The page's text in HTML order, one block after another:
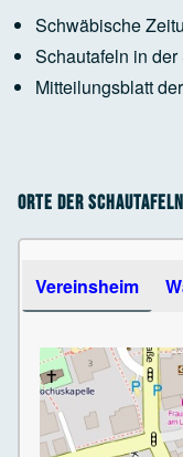
Schwäbische
Schautafeln in der
Mitteilungsblatt
Orte der Schautafeln
Use the arrow keys
Vereinsheim